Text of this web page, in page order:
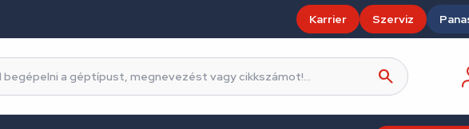
Karrier Szerviz